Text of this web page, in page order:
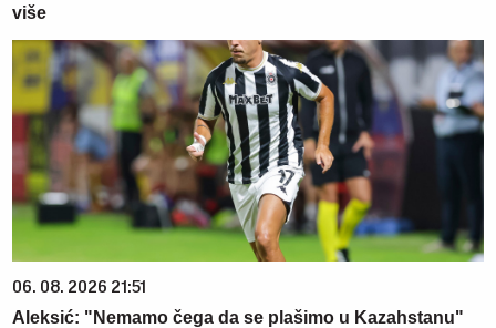
više
06. 08. 2026 21:51
Aleksić: "Nemamo čega da se plašimo u Kazahstanu"